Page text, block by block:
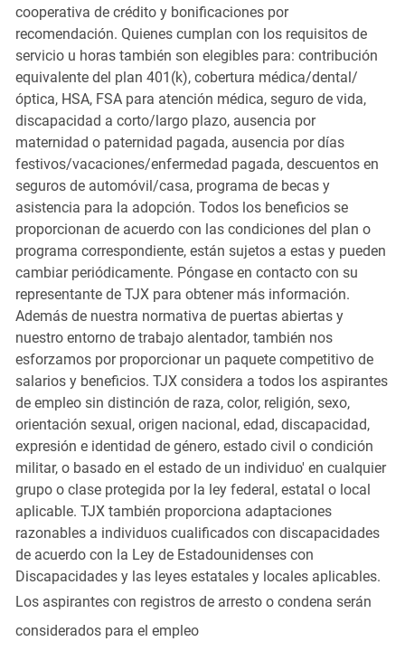
cooperativa de crédito y bonificaciones por
recomendación. Quienes cumplan con los requisitos de
servicio u horas también son elegibles para: contribución
equivalente del plan 401(k), cobertura médica/dental/
óptica, HSA, FSA para atención médica, seguro de vida,
discapacidad a corto/largo plazo, ausencia por
maternidad o paternidad pagada, ausencia por días
festivos/vacaciones/enfermedad pagada, descuentos en
seguros de automóvil/casa, programa de becas y
asistencia para la adopción. Todos los beneficios se
proporcionan de acuerdo con las condiciones del plan o
programa correspondiente, están sujetos a estas y pueden
cambiar periódicamente. Póngase en contacto con su
representante de TJX para obtener más información.
Además de nuestra normativa de puertas abiertas y
nuestro entorno de trabajo alentador, también nos
esforzamos por proporcionar un paquete competitivo de
salarios y beneficios. TJX considera a todos los aspirantes
de empleo sin distinción de raza, color, religión, sexo,
orientación sexual, origen nacional, edad, discapacidad,
expresión e identidad de género, estado civil o condición
militar, o basado en el estado de un individuo' en cualquier
grupo o clase protegida por la ley federal, estatal o local
aplicable. TJX también proporciona adaptaciones
razonables a individuos cualificados con discapacidades
de acuerdo con la Ley de Estadounidenses con
Discapacidades y las leyes estatales y locales aplicables.
Los aspirantes con registros de arresto o condena serán
considerados para el empleo